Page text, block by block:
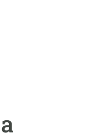
nosaltres